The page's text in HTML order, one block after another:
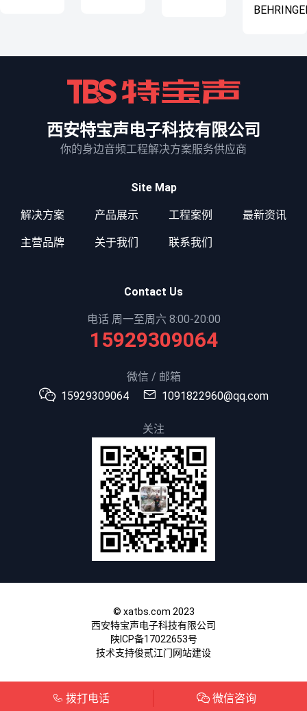
西安特宝声电子科技有限公司
你的身边音频工程解决方案服务供应商
Site Map
解决方案 产品展示 工程案例 最新资讯
主营品牌 关于我们 联系我们
Contact Us
电话 周一至周六 8:00-20:00
15929309064
微信 / 邮箱
15929309064
1091822960@qq.com
关注
© xatbs.com 2023
西安特宝声电子科技有限公司
陕ICP备17022653号
技术支持俊贰江门网站建设
拨打电话 微信咨询